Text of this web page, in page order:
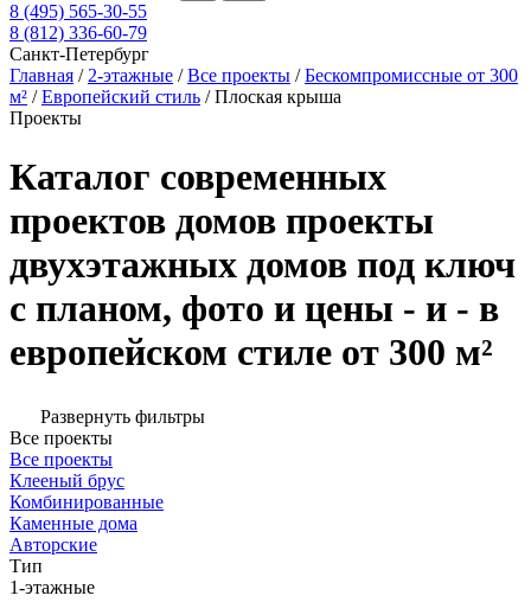
8 (495) 565-30-55
8 (812) 336-60-79
Санкт-Петербург
Главная / 2-этажные /Все проекты /Бескомпромиссные от 300
м² /Европейский стиль /Плоская крыша
Проекты
Каталог современных
проектов домов проекты
двухэтажных домов под ключ
с планом, фото и цены - и - в
европейском стиле от 300 м²
Развернуть фильтры
Все проекты
Все проекты
Клееный брус
Комбинированные
Каменные дома
Авторские
Тип
1-этажные